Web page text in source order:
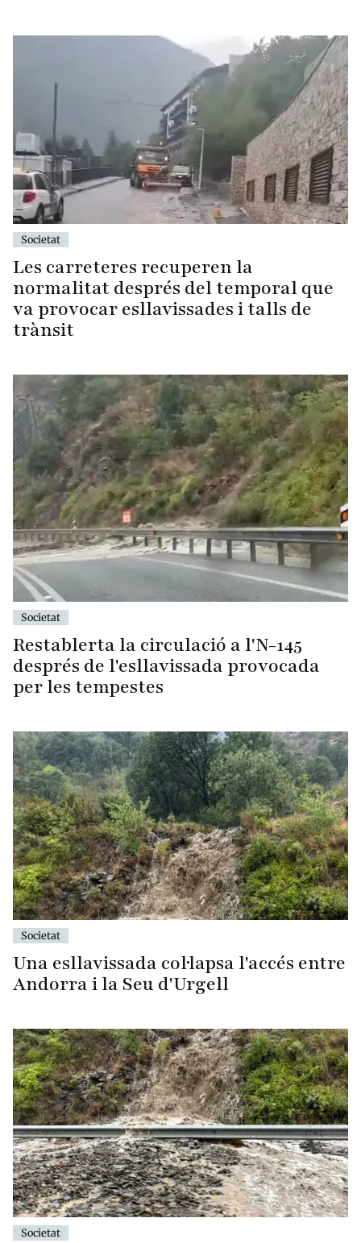
Societat
Les carreteres recuperen la
normalitat després del temporal que
va provocar esllavissades i talls de
trànsit
Societat
Restablerta la circulació a l'N-145
després de l'esllavissada provocada
per les tempestes
Societat
Una esllavissada col·lapsa l'accés entre
Andorra i la Seu d'Urgell
Societat